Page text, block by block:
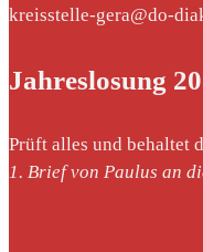
kreisstelle-gera@do-
Jahreslosung
Prüft alles und behaltet
1. Brief von Paulus an